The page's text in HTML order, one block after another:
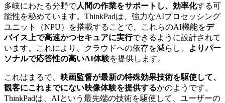
多岐にわたる分野で人間の作業をサポートし、効率化する可
能性を秘めています。ThinkPadは、強力なAIプロセッシング
ユニット（NPU）を搭載することで、これらのAI機能をデ
バイス上で高速かつセキュアに実行できるように設計されて
います。これにより、クラウドへの依存を減らし、
よりパー
ソナルで応答性の高いAI体験を提供します。
これはまるで、
映画監督が最新の特殊効果技術を駆使して、
観客にこれまでにない映像体験を提供するかのようです。
ThinkPadは、AIという最先端の技術を駆使して、ユーザーの